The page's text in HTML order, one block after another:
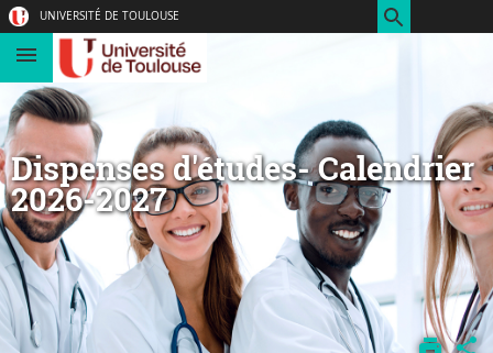
au
directs
UNIVERSITÉ DE TOULOUSE
Dispenses d'études- Calendrier
2026-2027
FACULTÉ